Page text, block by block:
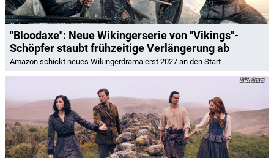
"Bloodaxe": Neue Wikingerserie von "Vikings"-
Schöpfer staubt frühzeitige Verlängerung ab
Amazon schickt neues Wikingerdrama erst 2027 an den Start
Starz